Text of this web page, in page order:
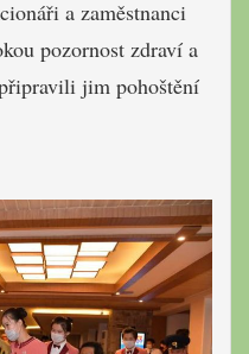
a zaměstnanci
pozornost zdraví a
jim pohoštění